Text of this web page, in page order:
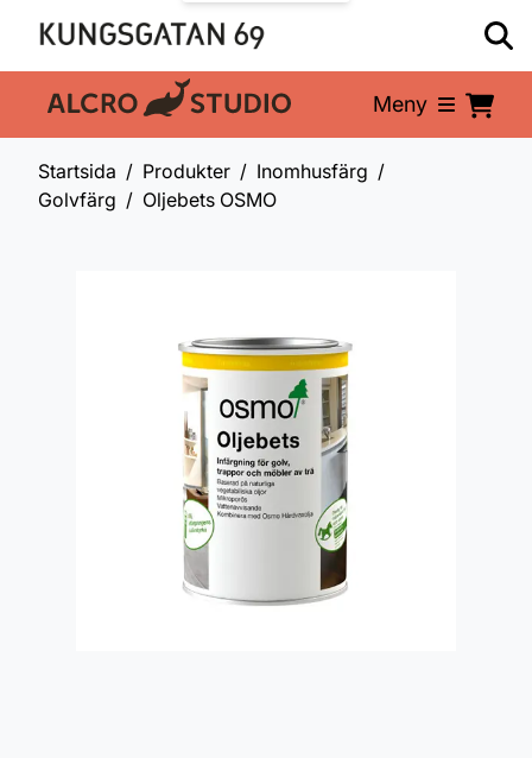
En del av: Meny
Startsida Produkter
Inomhusfärg
Golvfärg
Oljebets OSMO